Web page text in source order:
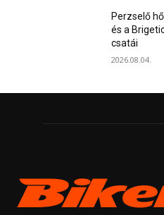
Perzselő
és a
csatái
2026.08.04.